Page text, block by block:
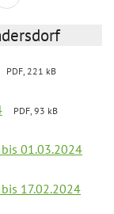
PDF, 221 kB
PDF, 93 kB
01.03.2024
17.02.2024